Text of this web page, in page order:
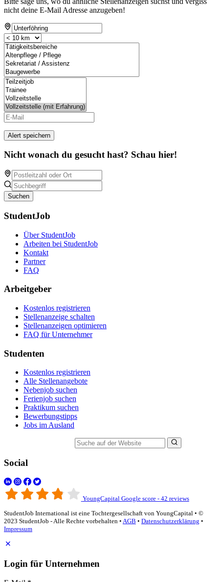
nicht deine E-Mail Adresse anzugeben!
Alert speichern
Nicht wonach du gesucht hast? Schau hier!
Suchen
StudentJob
Über StudentJob
Arbeiten bei StudentJob
Kontakt
Partner
FAQ
Arbeitgeber
Kostenlos registrieren
Stellenanzeige schalten
Stellenanzeigen optimieren
FAQ für Unternehmer
Studenten
Kostenlos registrieren
Alle Stellenangebote
Nebenjob suchen
Ferienjob suchen
Praktikum suchen
Bewerbungstipps
Jobs im Ausland
Social
YoungCapital Google score - 42 reviews
StudentJob International ist eine Tochtergesellschaft von YoungCapital • ©
2023 StudentJob - Alle Rechte vorbehalten • AGB • Datenschutzerklärung •
Impressum
Login für Unternehmen